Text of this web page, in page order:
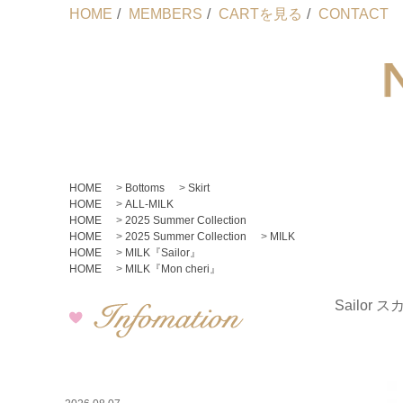
HOME / MEMBERS / CARTを見る / CONTACT
HOME > Bottoms > Skirt
HOME
> ALL-MILK
HOME
> 2025 Summer Collection
HOME
> 2025 Summer Collection > MILK
HOME
> MILK『Sailor』
HOME
> MILK『Mon cheri』
Sailor ス